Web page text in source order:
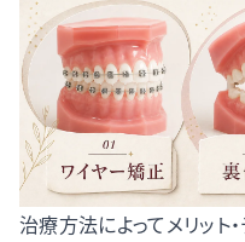
治療方法によってメリット・